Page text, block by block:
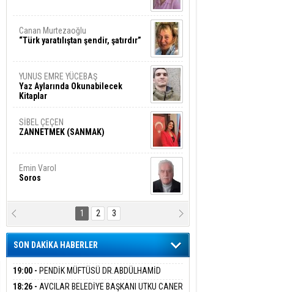
Canan Murtezaoğlu
“Türk yaratılıştan şendir, şatırdır”
YUNUS EMRE YÜCEBAŞ
Yaz Aylarında Okunabilecek
Kitaplar
SİBEL ÇEÇEN
ZANNETMEK (SANMAK)
Emin Varol
Soros
Karanlık DNA Kuşaklararası
Şiddetin Biyolojik Faturası
Şiyar Adıyaman
Ben Bu Sahaya Sığmazam
1 2 3
SON DAKİKA HABERLER
19:00 - PENDİK MÜFTÜSÜ DR.ABDÜLHAMİD
PEHLİVAN BASIN MENSUPLARINI AĞIRLADI
18:26 - AVCILAR BELEDİYE BAŞKANI UTKU CANER